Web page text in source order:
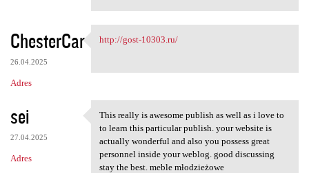
ChesterCar
26.04.2025
Adres
http://gost-10303.ru/
http://gost-10303.ru/
sei
27.04.2025
Adres
This really is awesome
This really is awesome publish as well as i love to
to learn this particular publish. your website is
actually wonderful and also you possess great
personnel inside your weblog. good discussing
stay the best. meble młodzieżowe